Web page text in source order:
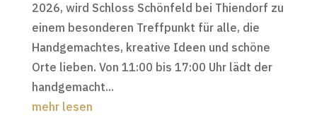
2026, wird Schloss Schönfeld bei Thiendorf zu
einem besonderen Treffpunkt für alle, die
Handgemachtes, kreative Ideen und schöne
Orte lieben. Von 11:00 bis 17:00 Uhr lädt der
handgemacht...
mehr lesen